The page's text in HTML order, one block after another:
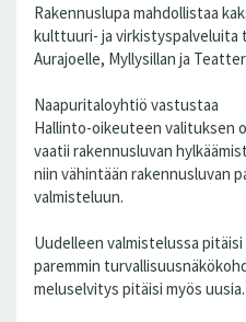
Rakennuslupa mahdollistaa
kulttuuri- ja virkistyspalveluita
Aurajoelle, Myllysillan ja
Naapuritaloyhtiö vastustaa
Hallinto-oikeuteen valituksen
vaatii rakennusluvan
niin vähintään rakennusluvan
valmisteluun.
Uudelleen valmistelussa
paremmin
meluselvitys pitäisi myös uusia.